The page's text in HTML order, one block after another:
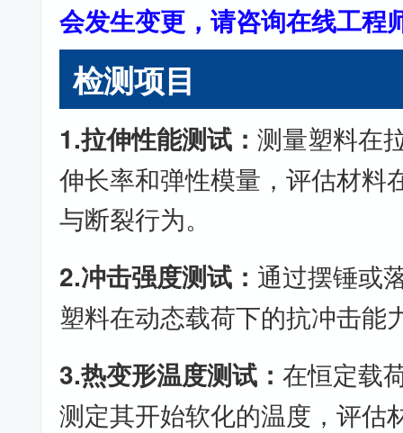
会发生变更，请咨询在线工程
检测项目
1.拉伸性能测试：测量塑料在
伸长率和弹性模量，评估材料
与断裂行为。
2.冲击强度测试： 通过摆锤或
塑料在动态载荷下的抗冲击能
3.热变形温度测试：在恒定载
测定其开始软化的温度，评估